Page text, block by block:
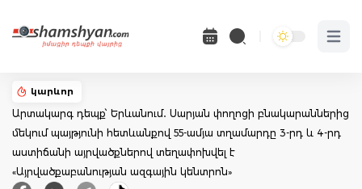
Open
կարևոր
Արտակարգ դեպք՝ Երևանում․ Սարյան փողոցի բնակարաններից
մեկում պայթյունի հետևանքով 55-ամյա տղամարդը 3-րդ և 4-րդ
աստիճանի այրվածքներով տեղափոխվել է
«Այրվածքաբանության ազգային կենտրոն»